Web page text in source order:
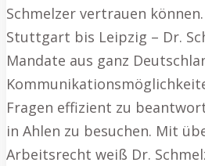
Schmelzer vertrauen
Stuttgart bis Leipzig – Dr.
Mandate aus ganz
Fragen effizient zu
in Ahlen zu besuchen. Mit
Arbeitsrecht weiß Dr.